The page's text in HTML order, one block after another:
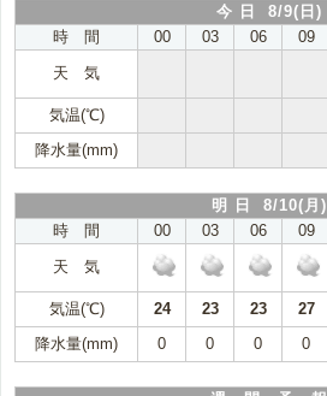
今 日 8/9(日)
時 間
00 03 06 09
天 気
気温(℃)
降水量(mm)
明 日 8/10(月)
時 間
00 03 06 09
天 気
気温(℃) 24 23 23 27
降水量(mm)
0 0 0 0